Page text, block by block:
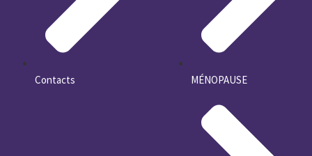
Contacts MÉNOPAUSE